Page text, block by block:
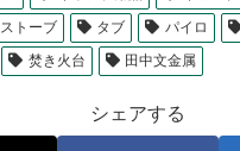
ストーブ タブ パイロ
焚き火台 田中文金属
シェアする